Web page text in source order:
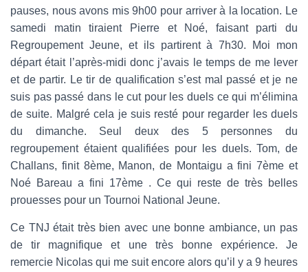
pauses, nous avons mis 9h00 pour arriver à la location. Le
samedi matin tiraient Pierre et Noé, faisant parti du
Regroupement Jeune, et ils partirent à 7h30. Moi mon
départ était l’après-midi donc j’avais le temps de me lever
et de partir. Le tir de qualification s’est mal passé et je ne
suis pas passé dans le cut pour les duels ce qui m’élimina
de suite. Malgré cela je suis resté pour regarder les duels
du dimanche. Seul deux des 5 personnes du
regroupement étaient qualifiées pour les duels. Tom, de
Challans, finit 8ème, Manon, de Montaigu a fini 7ème et
Noé Bareau a fini 17ème . Ce qui reste de très belles
prouesses pour un Tournoi National Jeune.
Ce TNJ était très bien avec une bonne ambiance, un pas
de tir magnifique et une très bonne expérience. Je
remercie Nicolas qui me suit encore alors qu’il y a 9 heures